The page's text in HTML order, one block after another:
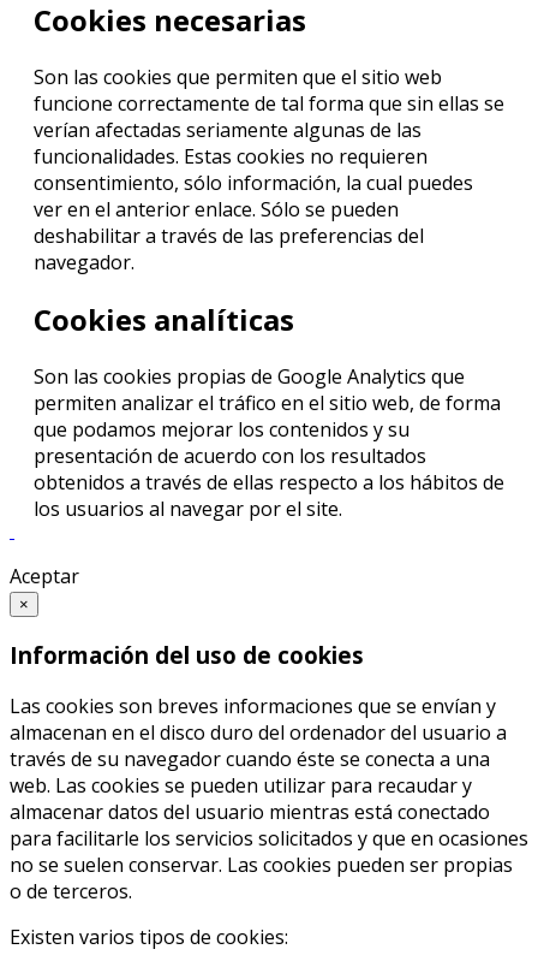
Cookies necesarias
Son las cookies que permiten que el sitio web
funcione correctamente de tal forma que sin ellas se
verían afectadas seriamente algunas de las
funcionalidades. Estas cookies no requieren
consentimiento, sólo información, la cual puedes
ver en el anterior enlace. Sólo se pueden
deshabilitar a través de las preferencias del
navegador.
Cookies analíticas
Son las cookies propias de Google Analytics que
permiten analizar el tráfico en el sitio web, de forma
que podamos mejorar los contenidos y su
presentación de acuerdo con los resultados
obtenidos a través de ellas respecto a los hábitos de
los usuarios al navegar por el site.
Aceptar
×
Información del uso de cookies
Las cookies son breves informaciones que se envían y
almacenan en el disco duro del ordenador del usuario a
través de su navegador cuando éste se conecta a una
web. Las cookies se pueden utilizar para recaudar y
almacenar datos del usuario mientras está conectado
para facilitarle los servicios solicitados y que en ocasiones
no se suelen conservar. Las cookies pueden ser propias
o de terceros.
Existen varios tipos de cookies: